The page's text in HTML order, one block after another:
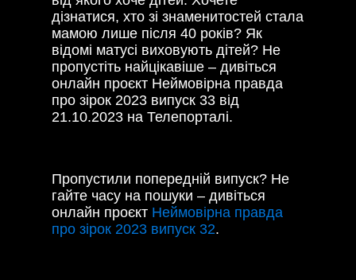
дізнатися, хто зі знаменитостей стала
мамою лише після 40 років? Як
відомі матусі виховують дітей? Не
пропустіть найцікавіше – дивіться
онлайн проєкт Неймовірна правда
про зірок 2023 випуск 33 від
21.10.2023 на Телепорталі.
Пропустили попередній випуск? Не
гайте часу на пошуки – дивіться
онлайн проєкт Неймовірна правда
про зірок 2023 випуск 32.